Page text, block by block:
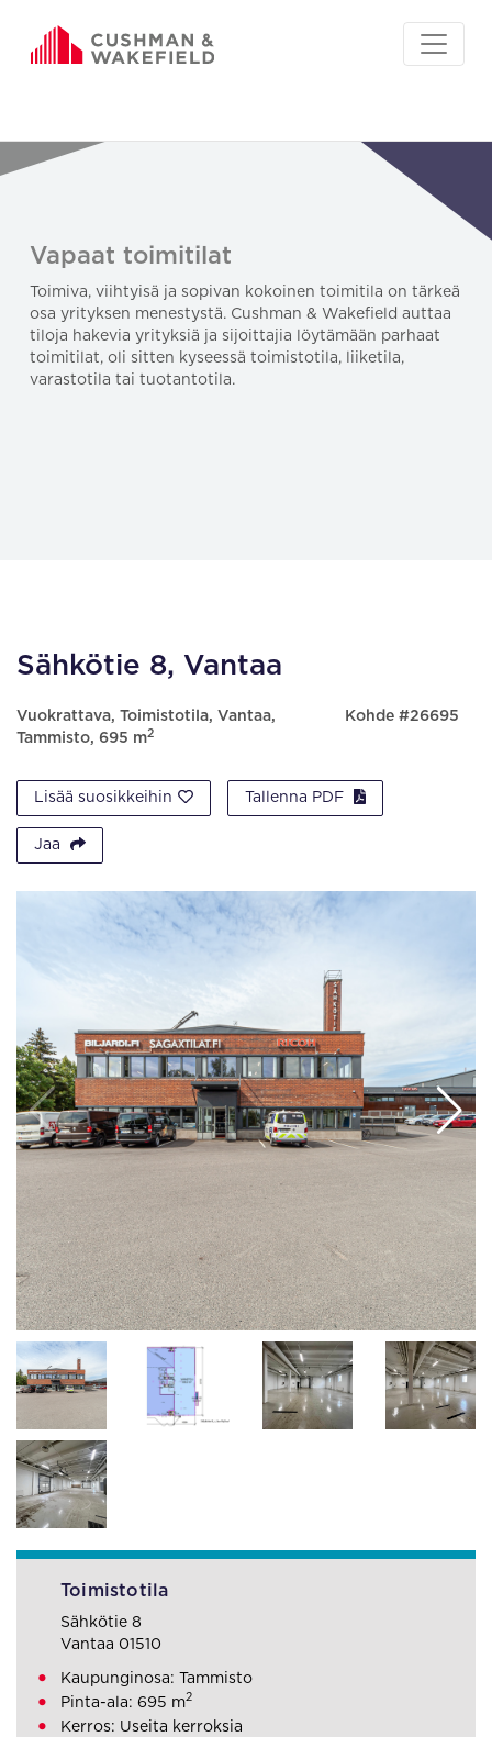
Vapaat toimitilat
Toimiva, viihtyisä ja sopivan kokoinen toimitila on tärkeä
osa yrityksen menestystä. Cushman & Wakefield auttaa
tiloja hakevia yrityksiä ja sijoittajia löytämään parhaat
toimitilat, oli sitten kyseessä toimistotila, liiketila,
varastotila tai tuotantotila.
Sähkötie 8, Vantaa
Vuokrattava, Toimistotila, Vantaa,
Tammisto, 695 m2
Kohde #26695
Lisää suosikkeihin Tallenna PDF
Jaa
Toimistotila
Sähkötie 8
Vantaa 01510
Kaupunginosa: Tammisto
Pinta-ala: 695 m2
Kerros: Useita kerroksia